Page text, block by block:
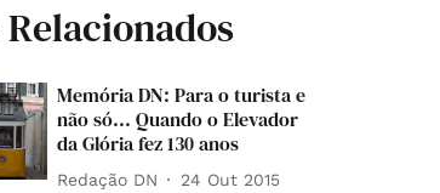
Memória DN: Para o turista e
não só... Quando o Elevador
da Glória fez 130 anos
Redação DN 24 Out 2015